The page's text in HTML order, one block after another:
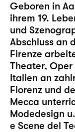
Geboren in
ihrem 19.
und
Abschluss an
Firenze
Theater,
Italien an
Florenz und
Mecca
Modedesign
e Scene del